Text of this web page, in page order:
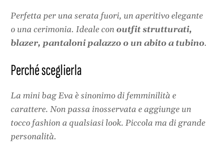
Perfetta per una serata fuori, un aperitivo elegante
o una cerimonia. Ideale conoutfit strutturati,
blazer, pantaloni palazzo o un abito a tubino.
Perché sceglierla
La mini bag Eva è sinonimo di femminilità e
carattere. Non passa inosservata e aggiunge un
tocco fashion a qualsiasi look. Piccola ma di grande
personalità.